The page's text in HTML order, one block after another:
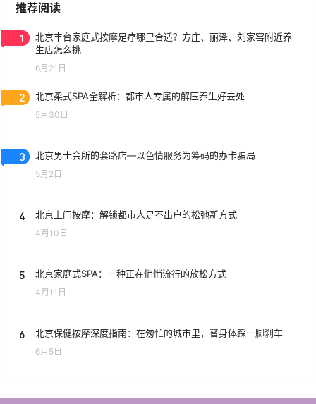
推荐阅读
1
北京丰台家庭式按摩足疗哪里合适？方庄、丽泽、刘家窑附近养
生店怎么挑
6月21日
2 北京柔式SPA全解析：都市人专属的解压养生好去处
5月30日
3 北京男士会所的套路店—以色情服务为筹码的办卡骗局
5月2日
4 北京上门按摩：解锁都市人足不出户的松弛新方式
4月10日
5 北京家庭式SPA：一种正在悄悄流行的放松方式
4月11日
6 北京保健按摩深度指南：在匆忙的城市里，替身体踩一脚刹车
6月5日